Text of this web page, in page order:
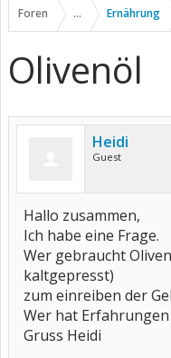
Foren ... Ernährung
Olivenöl
Heidi
Guest
Hallo zusammen,
Ich habe eine Frage.
Wer gebraucht
kaltgepresst)
zum einreiben der
Wer hat Erfahrungen
Gruss Heidi